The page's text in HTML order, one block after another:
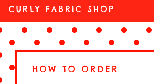
CURLY FABRIC SHOP
HOW TO ORDER